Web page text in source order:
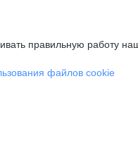
правильную работу
файлов cookie